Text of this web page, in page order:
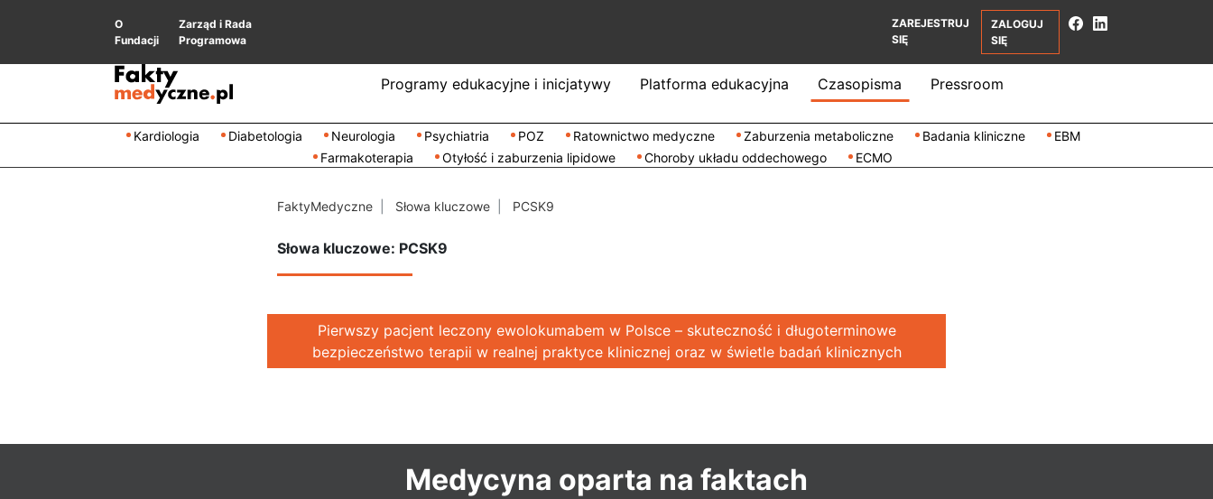
O
Fundacji
Zarząd i Rada
Programowa
ZAREJESTRUJ
SIĘ
ZALOGUJ
SIĘ
Programy edukacyjne i inicjatywy Platforma edukacyjna Czasopisma Pressroom
Kardiologia Diabetologia Neurologia Psychiatria POZ Ratownictwo medyczne Zaburzenia metaboliczne Badania kliniczne
EBM
Farmakoterapia
Otyłość i zaburzenia lipidowe Choroby układu oddechowego ECMO
FaktyMedyczne Słowa kluczowe PCSK9
Słowa kluczowe: PCSK9
Pierwszy pacjent leczony ewolokumabem w Polsce – skuteczność i długoterminowe
bezpieczeństwo terapii w realnej praktyce klinicznej oraz w świetle badań klinicznych
Medycyna oparta na faktach